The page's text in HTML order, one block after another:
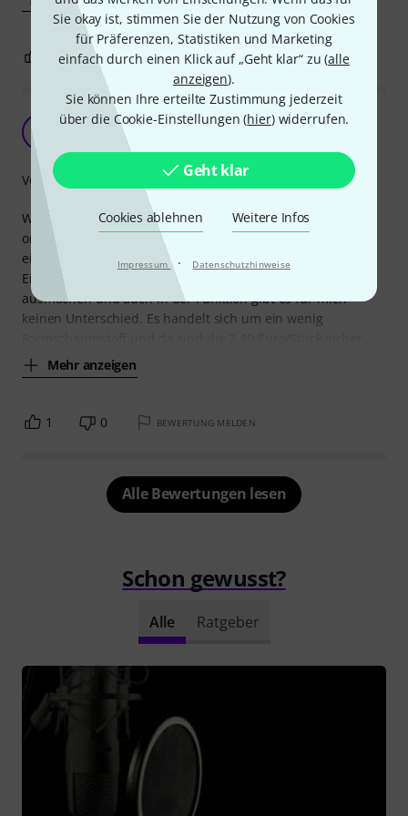
Sie okay ist, stimmen Sie der Nutzung von Cookies
für Präferenzen, Statistiken und Marketing
einfach durch einen Klick auf „Geht klar“ zu (alle
anzeigen).
Sie können Ihre erteilte Zustimmung jederzeit
über die Cookie-Einstellungen (hier) widerrufen.
Geht klar
Cookies ablehnen Weitere Infos
Impressum · Datenschutzhinweise
0 BEWERTUNG MELDEN
Gute Qualität zum fairen Preis
Warum soll ich für ein normales SM 58 6 Euro für einen
originalen Windschutz ausgeben wenn ich für gerade
einmal 12 Euro 5 passende Windschütze bekommen kann.
Einen Unterschied in der Qualität konnte ich nicht
ausmachen und auch in der Funktion gibt es für mich
keinen Unterschied. Es handelt sich um ein wenig
Mehr anzeigen
Verarbeitung
1 0 BEWERTUNG MELDEN
Alle Bewertungen lesen
Schon gewusst?
Alle Ratgeber